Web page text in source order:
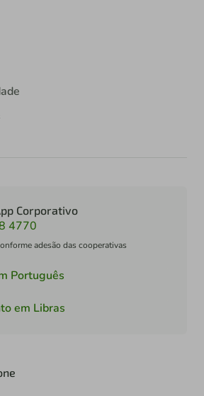
Corporativo
4770
adesão das cooperativas
Português
em Libras